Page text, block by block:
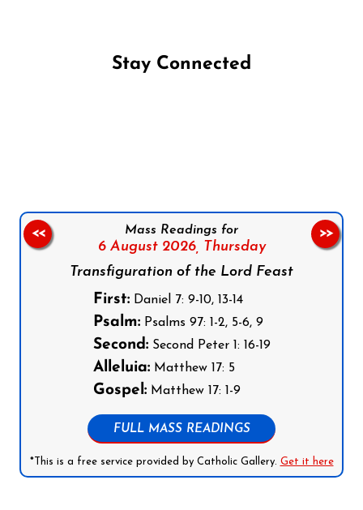
Stay Connected
Mass Readings for
6 August 2026, Thursday
Transfiguration of the Lord Feast
First:Daniel 7: 9-10, 13-14
Psalm:Psalms 97: 1-2, 5-6, 9
Second:Second Peter 1: 16-19
Alleluia:Matthew 17: 5
Gospel:Matthew 17: 1-9
FULL MASS READINGS
*This is a free service provided by Catholic Gallery. Get it here
<< >>